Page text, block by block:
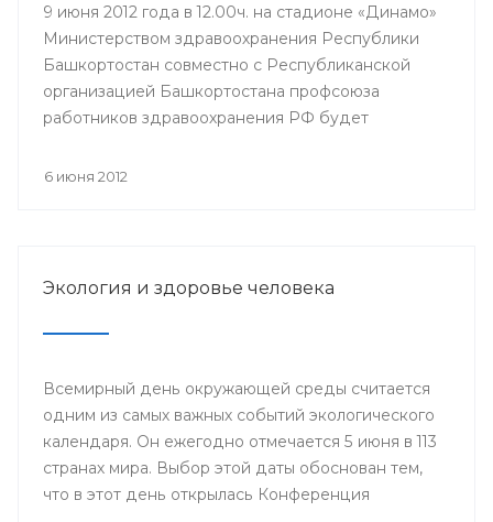
9 июня 2012 года в 12.00ч. на стадионе «Динамо»
Министерством здравоохранения Республики
Башкортостан совместно с Республиканской
организацией Башкортостана профсоюза
работников здравоохранения РФ будет
работников отрасли здравоохранения,
6 июня 2012
Экология и здоровье человека
Всемирный день окружающей среды считается
одним из самых важных событий экологического
календаря. Он ежегодно отмечается 5 июня в 113
странах мира. Выбор этой даты обоснован тем,
что в этот день открылась Конференция